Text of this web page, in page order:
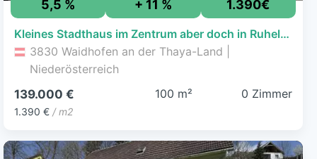
5,5 % + 11 % 1.390€
Kleines Stadthaus im Zentrum aber doch in Ruhelage
3830 Waidhofen an der Thaya-Land |
Niederösterreich
139.000 €
1.390 € / m2
100 m² 0 Zimmer